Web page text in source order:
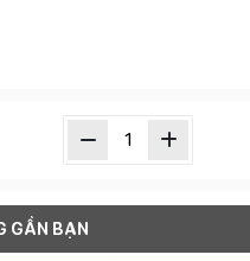
GẦN BẠN